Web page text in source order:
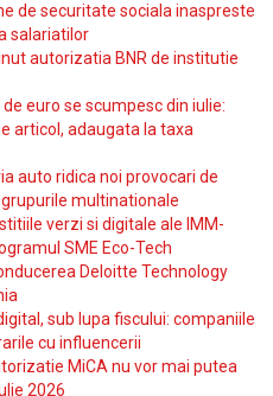
de securitate sociala inaspreste
salariatilor
autorizatia BNR de institutie
euro se scumpesc din iulie:
articol, adaugata la taxa
auto ridica noi provocari de
multinationale
verzi si digitale ale IMM-
SME Eco-Tech
Deloitte Technology
sub lupa fiscului: companiile
cu influencerii
MiCA nu vor mai putea
2026